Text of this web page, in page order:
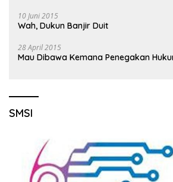
10 Juni 2015
Wah, Dukun Banjir Duit
28 April 2015
Mau Dibawa Kemana Penegakan
SMSI